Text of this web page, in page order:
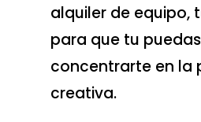
alquiler de equipo,
para que tu puedas
concentrarte en la
creativa.